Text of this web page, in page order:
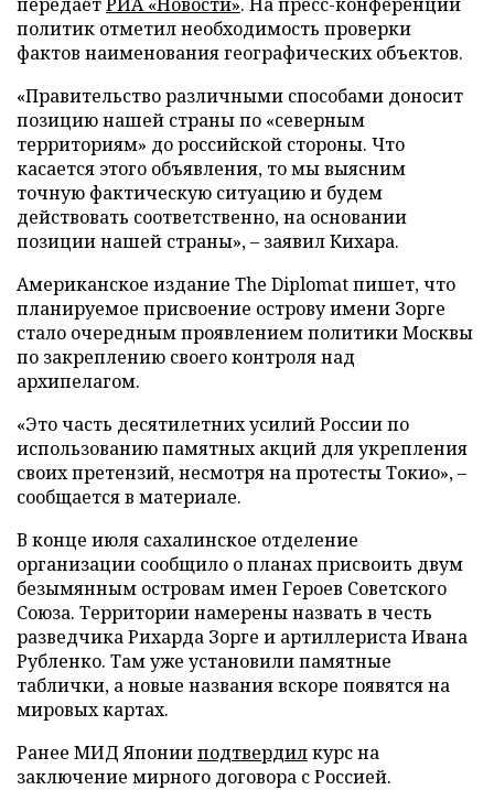
передаетРИА «Новости». На пресс-конференции
политик отметил необходимость проверки
фактов наименования географических объектов.
«Правительство различными способами доносит
позицию нашей страны по «северным
территориям» до российской стороны. Что
касается этого объявления, то мы выясним
точную фактическую ситуацию и будем
действовать соответственно, на основании
позиции нашей страны», – заявил Кихара.
Американское издание The Diplomat пишет, что
планируемое присвоение острову имени Зорге
стало очередным проявлением политики Москвы
по закреплению своего контроля над
архипелагом.
«Это часть десятилетних усилий России по
использованию памятных акций для укрепления
своих претензий, несмотря на протесты Токио», –
сообщается в материале.
В конце июля сахалинское отделение
организации сообщило о планах присвоить двум
безымянным островам имен Героев Советского
Союза. Территории намерены назвать в честь
разведчика Рихарда Зорге и артиллериста Ивана
Рубленко. Там уже установили памятные
таблички, а новые названия вскоре появятся на
мировых картах.
Ранее МИД Японииподтвердилкурс на
заключение мирного договора с Россией.